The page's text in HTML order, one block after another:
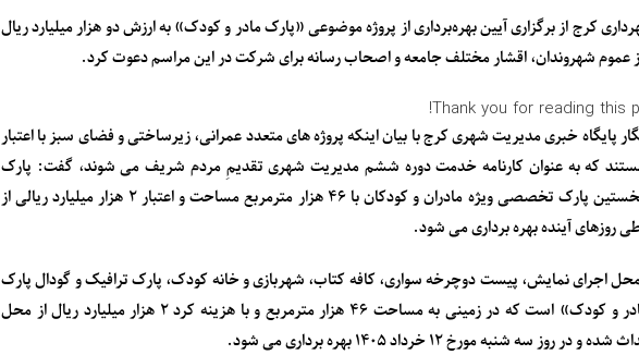
کرج از برگزاری آیین بهره‌برداری از پروژه موضوعی «پارک مادر و کودک» به ارزش دو هزار میلیارد ریال
از عموم شهروندان، اقشار مختلف جامعه و اصحاب رسانه برای شرکت در این مراسم دعوت کرد.
Thank you for reading this
پایگاه خبری مدیریت شهری کرجبا بیان اینکه پروژه های متعدد عمرانی، زیرساختی و فضای سبز با اعتبار
هستند که به عنوان کارنامه خدمت دوره ششم مدیریت شهری تقدیمِ مردم شریف می شوند، گفت: پارک
موضوعی «مادر و کودک» به عنوان نخستین پارک تخصصی ویژه مادران و کودکان با ۴۶ هزار مترمربع مساحت و اعتبار ۲ هزار میلیارد ریالی از
آینده بهره برداری می شود.
محل اجرای نمایش، پیست دوچرخه سواری، کافه کتاب، شهربازی و خانه کودک، پارک ترافیک و گودال پارک
از جمله امکانات پارک تخصصی «مادر و کودک» است که در زمینی به مساحت ۴۶ هزار مترمربع و با هزینه کرد ۲ هزار میلیارد ریال از محل
مورخ ۱۲ خرداد ۱۴۰۵ بهره برداری می شود.